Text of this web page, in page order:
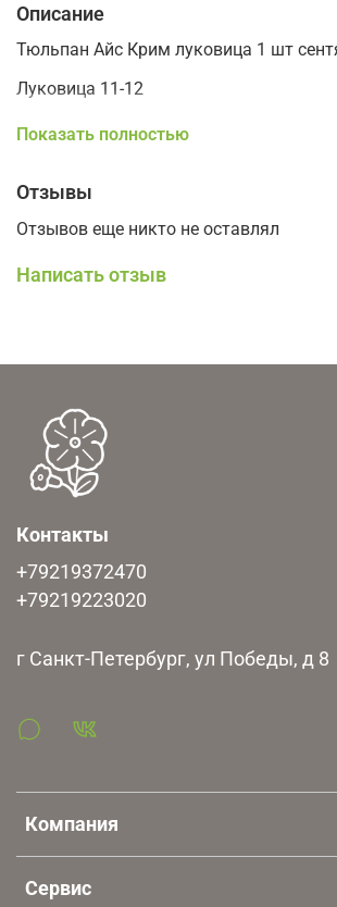
Описание
Тюльпан Айс Крим луковица 1 шт
Луковица 11-12
Высота 40см
Показать полностью
Отзывы
Отзывов еще никто не оставлял
Написать отзыв
Компания
Сервис
Контакты
+79219372470
+79219223020
г Санкт-Петербург, ул Победы, д 8